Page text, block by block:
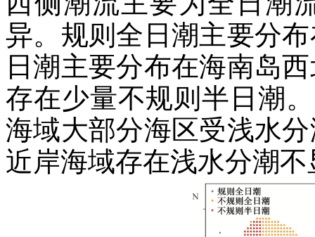
异。规则全日潮主要分
日潮主要分布在海南岛
存在少量不规则半日潮。
海域大部分海区受浅水
近岸海域存在浅水分潮